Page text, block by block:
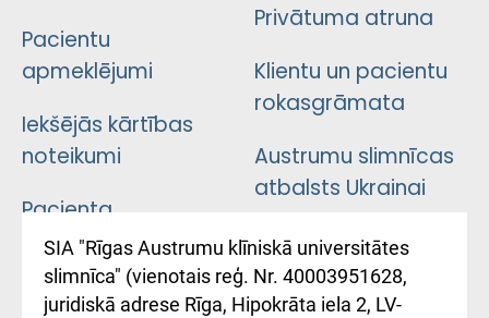
Pacientu
apmeklējumi
Iekšējās kārtības
noteikumi
Pacienta
atsauksmju/sūdzību
iesniegšanas
kārtība
Privātuma atruna
Klientu un pacientu
rokasgrāmata
Austrumu slimnīcas
atbalsts Ukrainai
Підтримка Східної
лікарні та співпраця з
Україною
SIA "Rīgas Austrumu klīniskā universitātes
slimnīca" (vienotais reģ. Nr. 40003951628,
juridiskā adrese Rīga, Hipokrāta iela 2, LV-